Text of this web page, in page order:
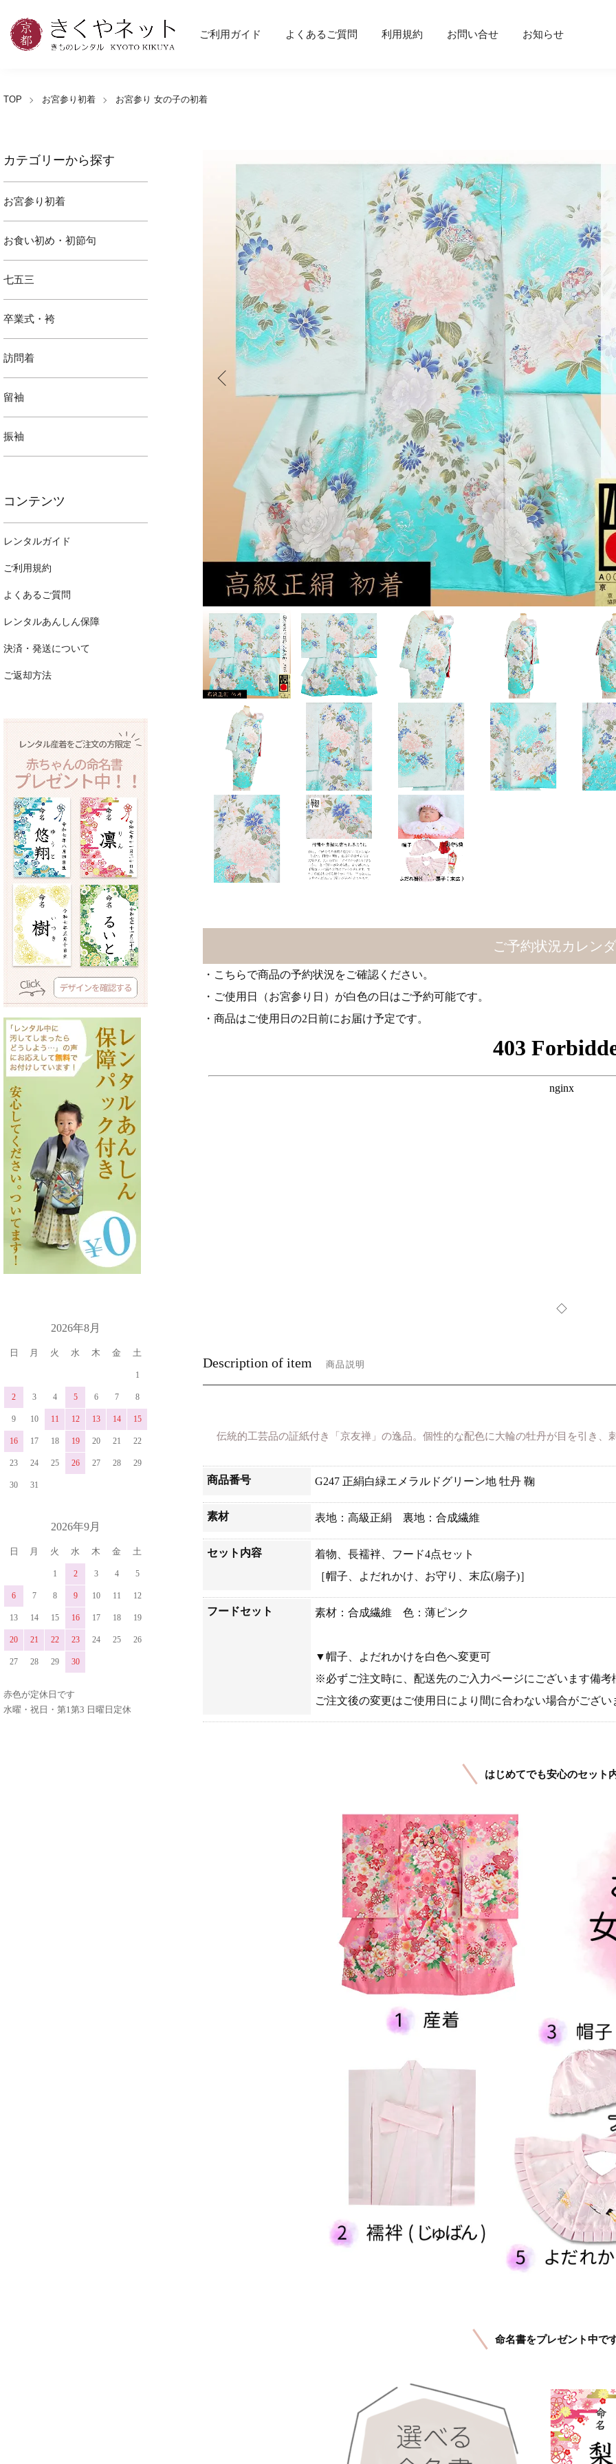
ご利用ガイド よくあるご質問 利用規約 お問い合せ お知らせ
TOP お宮参り初着 お宮参り 女の子の初着
ご予約状況カレン
・こちらで商品の予約状況をご確認ください。
・ご使用日（お宮参り日）が白色の日はご予約可能です。
・商品はご使用日の2日前にお届け予定です。
◇
Description of item 商品説明
伝統的工芸品の証紙付き「京友禅」の逸品。個性的な配色に大輪の牡丹が目を引き、
商品番号 G247 正絹白緑エメラルドグリーン地 牡丹 鞠
素材 表地：高級正絹 裏地：合成繊維
セット内容
着物、長襦袢、フード4点セット
［帽子、よだれかけ、お守り、末広(扇子)］
フードセット 素材：合成繊維 色：薄ピンク
▼帽子、よだれかけを白色へ変更可
※必ずご注文時に、配送先のご入力ページにございます備
ご注文後の変更はご使用日により間に合わない場合がござ
はじめてでも安心のセット
命名書をプレゼント中で
カテゴリーから探す
お宮参り初着
お食い初め・初節句
七五三
卒業式・袴
訪問着
留袖
振袖
コンテンツ
レンタルガイド
ご利用規約
よくあるご質問
レンタルあんしん保障
決済・発送について
ご返却方法
2026年8月
日 月 火 水 木 金 土
1
2 3 4 5 6 7 8
9 10 11 12 13 14 15
16 17 18 19 20 21 22
23 24 25 26 27 28 29
30 31
2026年9月
日 月 火 水 木 金 土
1 2 3 4 5
6 7 8 9 10 11 12
13 14 15 16 17 18 19
20 21 22 23 24 25 26
27 28 29 30
赤色が定休日です
水曜・祝日・第1第3 日曜日定休